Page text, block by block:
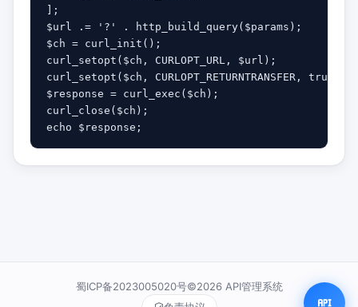
];
$url .= '?' . http_build_query($params);
$ch = curl_init();
curl_setopt($ch, CURLOPT_URL, $url);
curl_setopt($ch, CURLOPT_RETURNTRANSFER, true);
$response = curl_exec($ch);
curl_close($ch);
echo $response;
蜀ICP备2023005020号©2026 API管理系统